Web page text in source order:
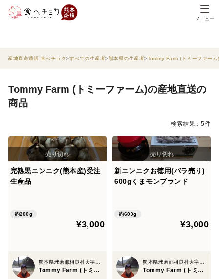
メニュー
産地直送通販 食べチョク すべての生産者 熊本県の生産者 Tommy Farm (トミーファーム)
Tommy Farm (トミーファーム)の産地直送の
商品
検索結果：5件
完熟黒ニンニク(熊本産)受注
生産品
約200g
¥3,000
Tommy Farm (トミーファーム)
新ニンニクお徳用(バラ売り)
600gくまモンブランド
約600g
¥3,000
Tommy Farm (トミーファーム)